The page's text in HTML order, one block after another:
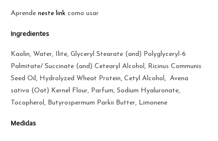
Aprendeneste link como usar
Ingredientes
Kaolin, Water, Ilite, Glyceryl Stearate (and) Polyglyceryl-6
Palmitate/ Succinate (and) Cetearyl Alcohol, Ricinus Communis
Seed Oil, Hydrolyzed Wheat Protein, Cetyl Alcohol,
Avena
sativa (Oat) Kernel Flour, Parfum, Sodium Hyaluronate,
Tocopherol, Butyrospermum Parkii Butter, Limonene
Medidas